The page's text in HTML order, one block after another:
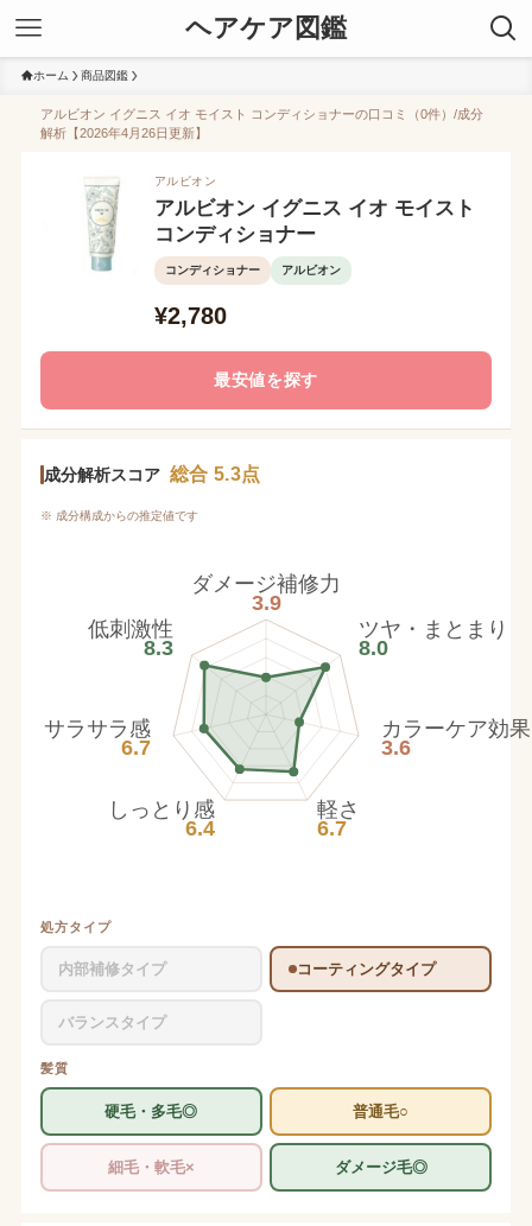
ヘアケア図鑑
ホーム 商品図鑑
アルビオン イグニス イオ モイスト コンディショナーの口コミ（0件）/成分
解析【2026年4月26日更新】
アルビオン
アルビオン イグニス イオ モイスト
コンディショナー
コンディショナー アルビオン
¥2,780
最安値を探す
成分解析スコア 総合 5.3点
※ 成分構成からの推定値です
ダメージ補修力
3.9
ツヤ・まとまり
8.0
カラーケア効果
3.6
軽さ
6.7
しっとり感
6.4
サラサラ感
6.7
低刺激性
8.3
処方タイプ
内部補修タイプ コーティングタイプ
バランスタイプ
髪質
硬毛・多毛◎ 普通毛○
細毛・軟毛× ダメージ毛◎